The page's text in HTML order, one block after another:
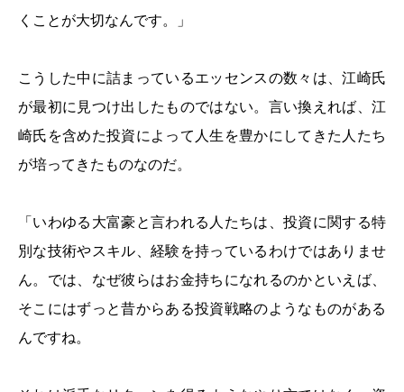
くことが大切なんです。」
こうした中に詰まっているエッセンスの数々は、江崎氏
が最初に見つけ出したものではない。言い換えれば、江
崎氏を含めた投資によって人生を豊かにしてきた人たち
が培ってきたものなのだ。
「いわゆる大富豪と言われる人たちは、投資に関する特
別な技術やスキル、経験を持っているわけではありませ
ん。では、なぜ彼らはお金持ちになれるのかといえば、
そこにはずっと昔からある投資戦略のようなものがある
んですね。